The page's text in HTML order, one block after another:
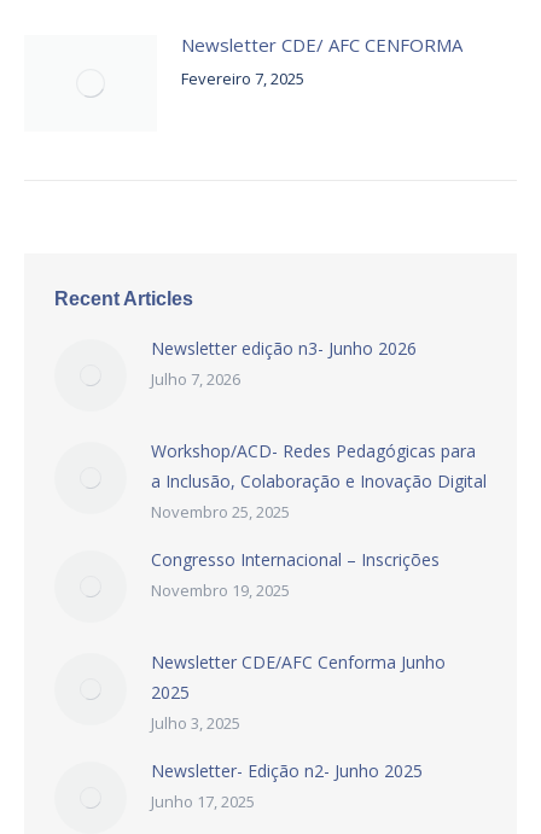
Newsletter CDE/ AFC CENFORMA
Fevereiro 7, 2025
Recent Articles
Newsletter edição n3- Junho 2026
Julho 7, 2026
Workshop/ACD- Redes Pedagógicas para
a Inclusão, Colaboração e Inovação Digital
Novembro 25, 2025
Congresso Internacional – Inscrições
Novembro 19, 2025
Newsletter CDE/AFC Cenforma Junho
2025
Julho 3, 2025
Newsletter- Edição n2- Junho 2025
Junho 17, 2025